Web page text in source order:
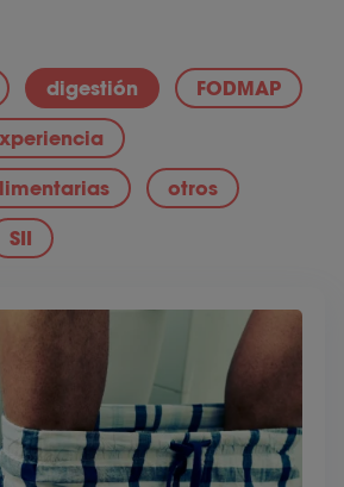
digestión FODMAP
otros
SII